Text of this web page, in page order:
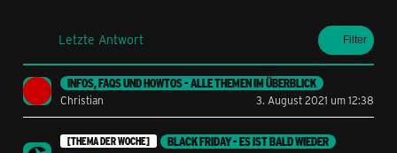
Letzte Antwort Filter
INFOS, FAQS UND HOWTOS - ALLE THEMEN IM ÜBERBLICK
Christian
3. August 2021 um 12:38
[THEMA DER WOCHE]
BLACK FRIDAY - ES IST BALD WIEDER